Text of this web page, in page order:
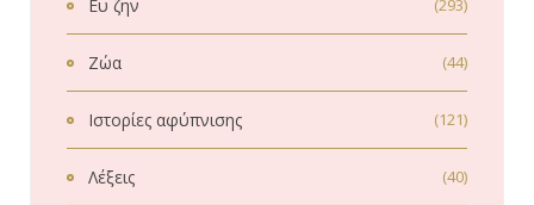
Ευ ζην (293)
Ζώα (44)
Ιστορίες αφύπνισης (121)
Λέξεις (40)